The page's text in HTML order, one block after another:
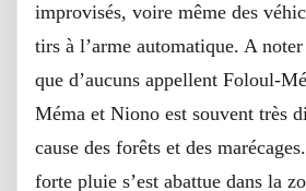
improvisés, voire même des
tirs à l’arme automatique. A
que d’aucuns appellent Foloul-
Méma et Niono est souvent très
cause des forêts et des
forte pluie s’est abattue dans la